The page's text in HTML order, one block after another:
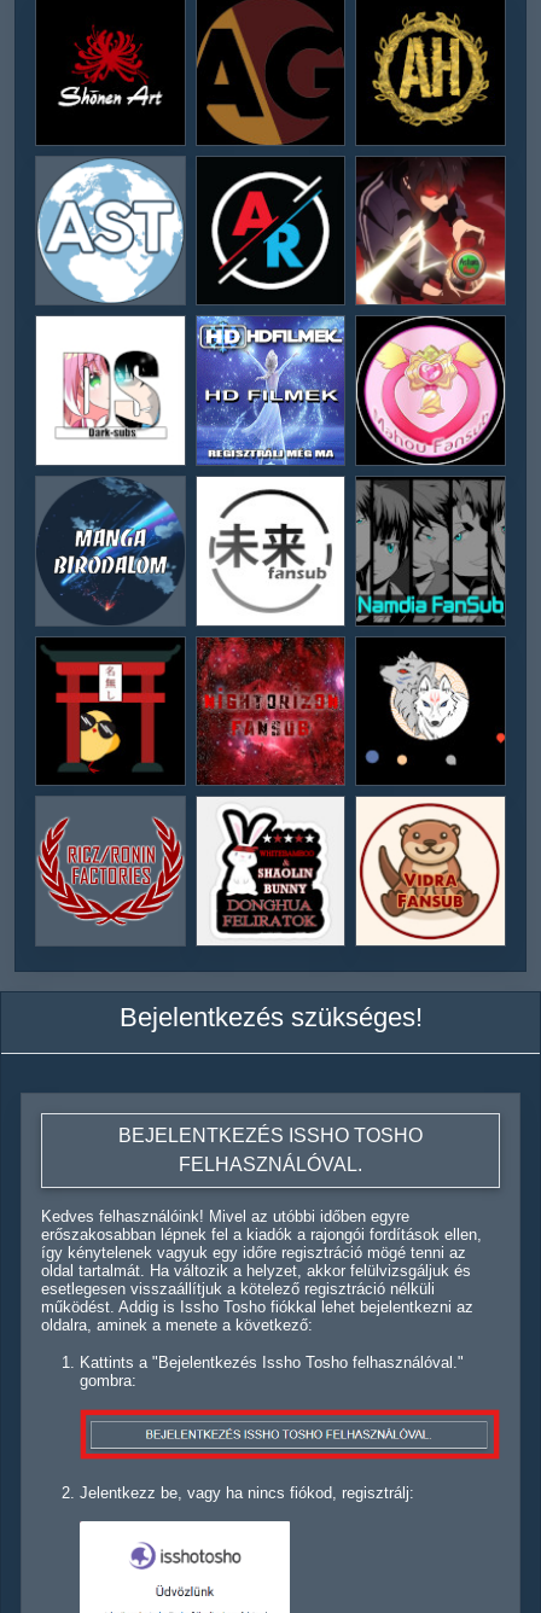
Bejelentkezés szükséges!
BEJELENTKEZÉS ISSHO TOSHO
FELHASZNÁLÓVAL.
Kedves felhasználóink! Mivel az utóbbi időben egyre
erőszakosabban lépnek fel a kiadók a rajongói fordítások ellen,
így kénytelenek vagyuk egy időre regisztráció mögé tenni az
oldal tartalmát. Ha változik a helyzet, akkor felülvizsgáljuk és
esetlegesen visszaállítjuk a kötelező regisztráció nélküli
működést. Addig is Issho Tosho fiókkal lehet bejelentkezni az
oldalra, aminek a menete a következő:
Kattints a "Bejelentkezés Issho Tosho felhasználóval."
gombra:
Jelentkezz be, vagy ha nincs fiókod, regisztrálj: